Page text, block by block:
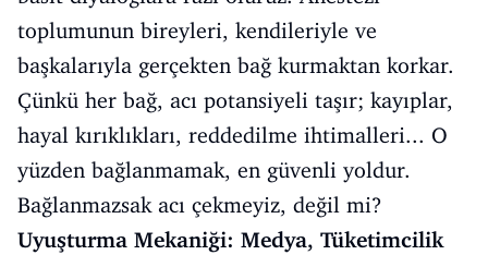
toplumunun bireyleri, kendileriyle ve
başkalarıyla gerçekten bağ kurmaktan korkar.
Çünkü her bağ, acı potansiyeli taşır; kayıplar,
hayal kırıklıkları, reddedilme ihtimalleri... O
yüzden bağlanmamak, en güvenli yoldur.
Bağlanmazsak acı çekmeyiz, değil mi?
Uyuşturma Mekaniği: Medya, Tüketimcilik